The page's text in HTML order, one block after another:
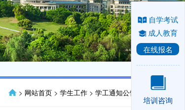
> 网站首页 > 学生工作 > 学工通知公告
自学考试
成人教育
在线报名
培训咨询